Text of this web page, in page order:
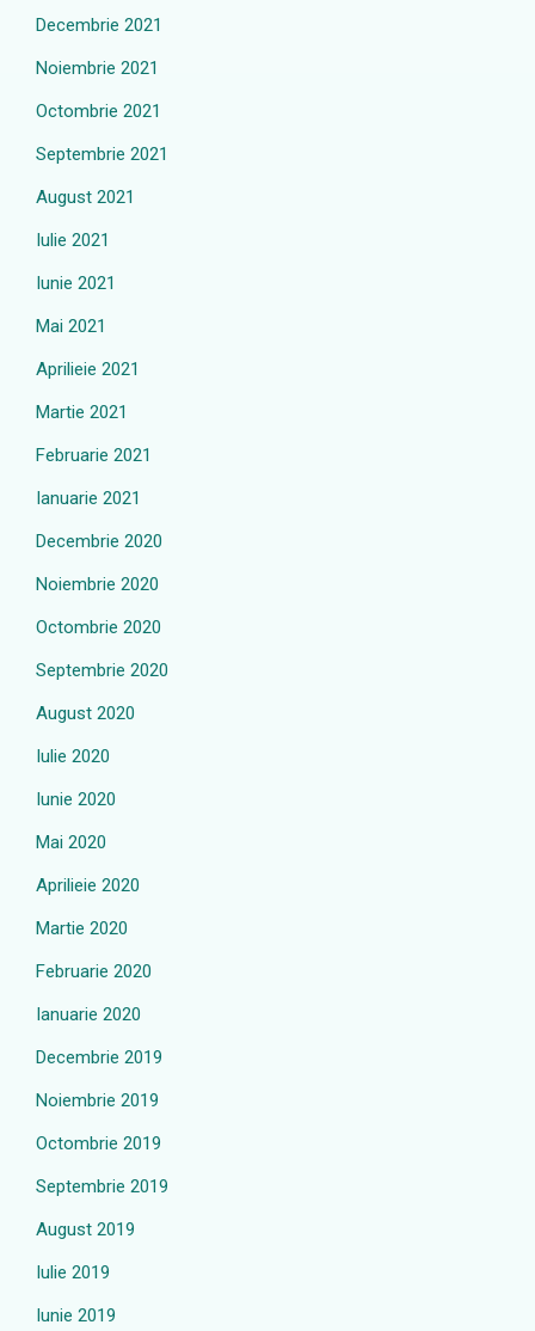
Decembrie 2021
Noiembrie 2021
Octombrie 2021
Septembrie 2021
August 2021
Iulie 2021
Iunie 2021
Mai 2021
Aprilieie 2021
Martie 2021
Februarie 2021
Ianuarie 2021
Decembrie 2020
Noiembrie 2020
Octombrie 2020
Septembrie 2020
August 2020
Iulie 2020
Iunie 2020
Mai 2020
Aprilieie 2020
Martie 2020
Februarie 2020
Ianuarie 2020
Decembrie 2019
Noiembrie 2019
Octombrie 2019
Septembrie 2019
August 2019
Iulie 2019
Iunie 2019